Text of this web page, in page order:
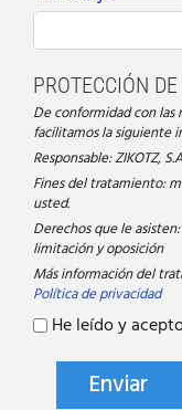
PROTECCIÓN
De conformidad con
facilitamos la siguiente
Responsable: ZIKOTZ,
Fines del tratamiento:
usted.
Derechos que le
limitación y oposición
Más información del
Política de privacidad
He leído y